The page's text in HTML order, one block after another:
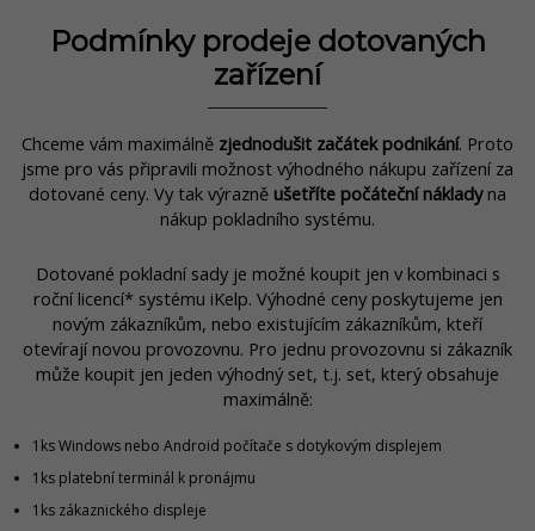
Podmínky prodeje dotovaných
zařízení
Chceme vám maximálně zjednodušit začátek podnikání. Proto
jsme pro vás připravili možnost výhodného nákupu zařízení za
dotované ceny. Vy tak výrazně ušetříte počáteční nákladyna
nákup pokladního systému.
Dotované pokladní sady je možné koupit jen v kombinaci s
roční licencí* systému iKelp. Výhodné ceny poskytujeme jen
novým zákazníkům, nebo existujícím zákazníkům, kteří
otevírají novou provozovnu. Pro jednu provozovnu si zákazník
může koupit jen jeden výhodný set, t.j. set, který obsahuje
maximálně:
1ks Windows nebo Android počítače s dotykovým displejem
1ks platební terminál k pronájmu
1ks zákaznického displeje